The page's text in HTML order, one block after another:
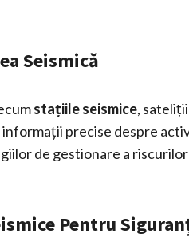
Seismică
stațiile seismice,
precise despre
de gestionare a
Pentru